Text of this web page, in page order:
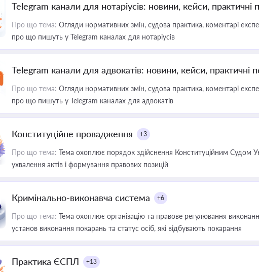
Telegram канали для нотаріусів: новини, кейси, практичні
Про що тема: Огляди нормативних змін, судова практика, коментарі
про що пишуть у Telegram каналах для нотаріусів
Telegram канали для адвокатів: новини, кейси, практичні
Про що тема: Огляди нормативних змін, судова практика, коментарі
про що пишуть у Telegram каналах для адвокатів
Конституційне провадження +3
Про що тема: Тема охоплює порядок здійснення Конституційним Судом
ухвалення актів і формування правових позицій
Кримінально-виконавча система +6
Про що тема: Тема охоплює організацію та правове регулювання
установ виконання покарань та статус осіб, які відбувають покарання
Практика ЄСПЛ +13